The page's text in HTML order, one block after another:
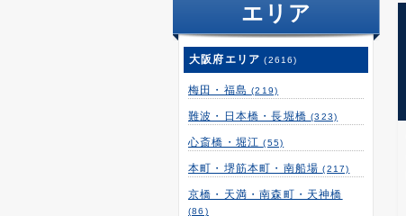
エリア
大阪府エリア(2616)
梅田・福島(219)
難波・日本橋・長堀橋(323)
心斎橋・堀江(55)
本町・堺筋本町・南船場(217)
京橋・天満・南森町・天神橋
(86)